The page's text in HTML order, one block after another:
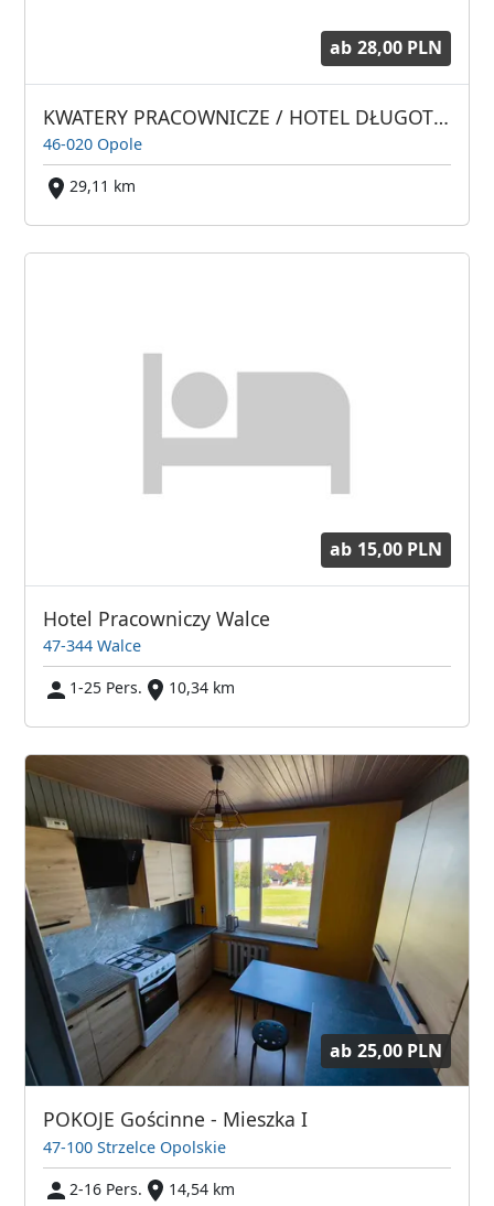
ab 28,00 PLN
KWATERY PRACOWNICZE / HOTEL DŁUGOTERMINOWY / POKOJE 2-3os.
46-020 Opole
29,11 km
ab 15,00 PLN
Hotel Pracowniczy Walce
47-344 Walce
1-25 Pers.
10,34 km
ab 25,00 PLN
POKOJE Gościnne - Mieszka I
47-100 Strzelce Opolskie
2-16 Pers.
14,54 km